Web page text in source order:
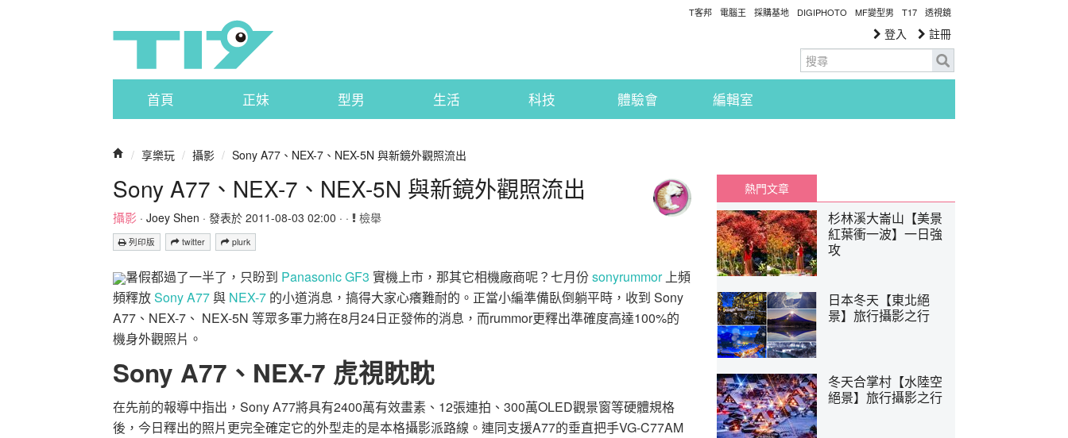
T客邦 電腦王 採購基地 DIGIPHOTO MF變型男 T17 透視鏡
登入 註冊
首頁 正妹 型男 生活 科技 體驗會 編輯室
/ 享樂玩 / 攝影 / Sony A77、NEX-7、NEX-5N 與新鏡外觀照流出
Sony A77、NEX-7、NEX-5N 與新鏡外觀照流出
攝影 · Joey Shen · 發表於 2011-08-03 02:00 · · 檢舉
列印版 twitter plurk
暑假都過了一半了，只盼到 Panasonic GF3 實機上市，那其它相機廠商呢？七月份sonyrummor上頻
頻釋放Sony A77與 NEX-7 的小道消息，搞得大家心癢難耐的。正當小編準備臥倒躺平時，收到 Sony
A77、NEX-7、 NEX-5N 等眾多軍力將在8月24日正發佈的消息，而rummor更釋出準確度高達100%的
機身外觀照片。
Sony A77、NEX-7 虎視眈眈
在先前的報導中指出，Sony A77將具有2400萬有效畫素、12張連拍、300萬OLED觀景窗等硬體規格
後，今日釋出的照片更完全確定它的外型走的是本格攝影派路線。連同支援A77的垂直把手VG-C77AM
熱門文章
杉林溪大崙山【美景
紅葉衝一波】一日強
攻
日本冬天【東北絕
景】旅行攝影之行
冬天合掌村【水陸空
絕景】旅行攝影之行